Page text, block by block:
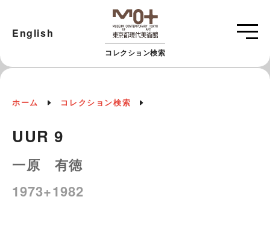
コレクション検索
English
ホーム コレクション検索
UUR 9
一原 有徳
1973+1982